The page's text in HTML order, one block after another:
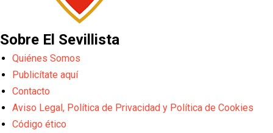
Sobre El Sevillista
Quiénes Somos
Publicítate aquí
Contacto
Aviso Legal, Política de Privacidad y Política de Cookies
Código ético